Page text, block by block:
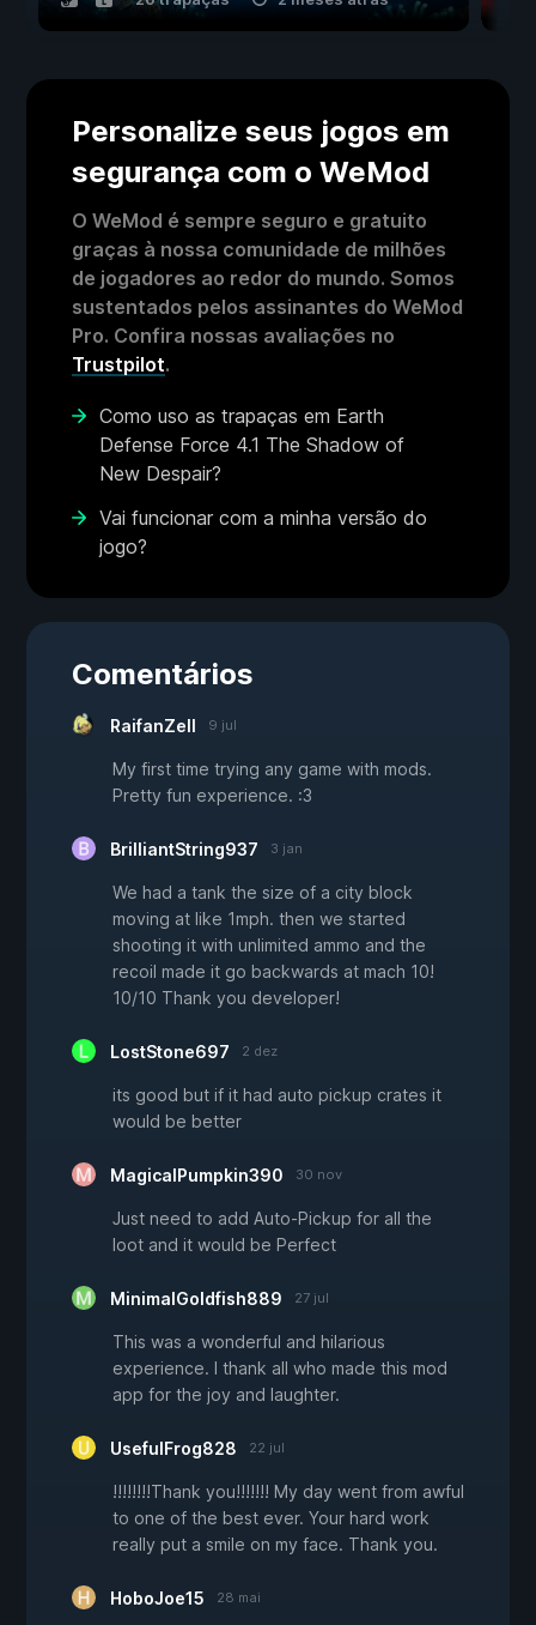
Personalize seus jogos em
segurança com o WeMod
O WeMod é sempre seguro e gratuito
graças à nossa comunidade de milhões
de jogadores ao redor do mundo. Somos
sustentados pelos assinantes do WeMod
Pro. Confira nossas avaliações no
Trustpilot.
Como uso as trapaças em Earth
Defense Force 4.1 The Shadow of
New Despair?
Vai funcionar com a minha versão do
jogo?
Comentários
RaifanZell 9 jul
My first time trying any game with mods.
Pretty fun experience. :3
BrilliantString937 3 jan
We had a tank the size of a city block
moving at like 1mph. then we started
shooting it with unlimited ammo and the
recoil made it go backwards at mach 10!
10/10 Thank you developer!
LostStone697 2 dez
its good but if it had auto pickup crates it
would be better
MagicalPumpkin390 30 nov
Just need to add Auto-Pickup for all the
loot and it would be Perfect
MinimalGoldfish889 27 jul
This was a wonderful and hilarious
experience. I thank all who made this mod
app for the joy and laughter.
UsefulFrog828 22 jul
!!!!!!!!Thank you!!!!!!! My day went from awful
to one of the best ever. Your hard work
really put a smile on my face. Thank you.
HoboJoe15 28 mai